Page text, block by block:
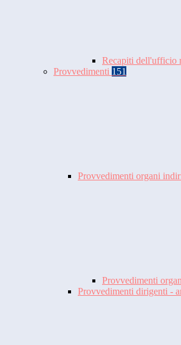
Recapiti dell'ufficio
Provvedimenti 151
Provvedimenti organi
Provvedimenti
Provvedimenti dirigenti -